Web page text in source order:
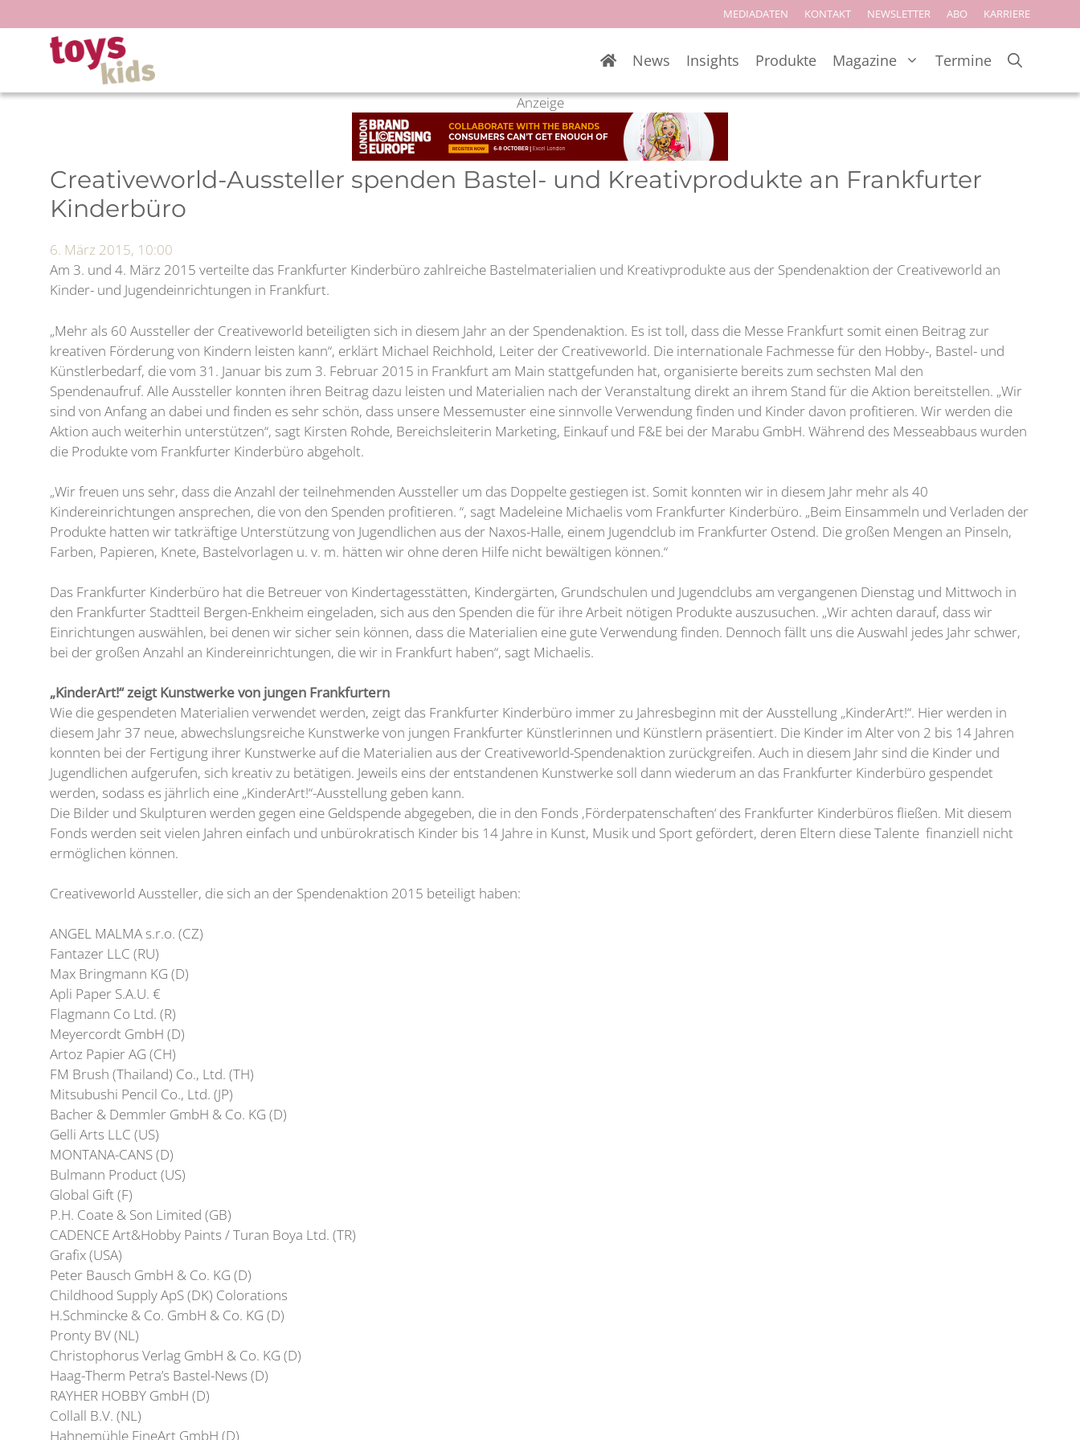
Inhalt
springen
MEDIADATEN KONTAKT NEWSLETTER ABO KARRIERE
News Insights Produkte Magazine Termine
Anzeige
Creativeworld-Aussteller spenden Bastel- und Kreativprodukte an Frankfurter
Kinderbüro
6. März 2015, 10:00
Am 3. und 4. März 2015 verteilte das Frankfurter Kinderbüro zahlreiche Bastelmaterialien und Kreativprodukte aus der Spendenaktion der Creativeworld an
Kinder- und Jugendeinrichtungen in Frankfurt.
„Mehr als 60 Aussteller der Creativeworld beteiligten sich in diesem Jahr an der Spendenaktion. Es ist toll, dass die Messe Frankfurt somit einen Beitrag zur
kreativen Förderung von Kindern leisten kann“, erklärt Michael Reichhold, Leiter der Creativeworld. Die internationale Fachmesse für den Hobby-, Bastel- und
Künstlerbedarf, die vom 31. Januar bis zum 3. Februar 2015 in Frankfurt am Main stattgefunden hat, organisierte bereits zum sechsten Mal den
Spendenaufruf. Alle Aussteller konnten ihren Beitrag dazu leisten und Materialien nach der Veranstaltung direkt an ihrem Stand für die Aktion bereitstellen. „Wir
sind von Anfang an dabei und finden es sehr schön, dass unsere Messemuster eine sinnvolle Verwendung finden und Kinder davon profitieren. Wir werden die
Aktion auch weiterhin unterstützen“, sagt Kirsten Rohde, Bereichsleiterin Marketing, Einkauf und F&E bei der Marabu GmbH. Während des Messeabbaus wurden
die Produkte vom Frankfurter Kinderbüro abgeholt.
„Wir freuen uns sehr, dass die Anzahl der teilnehmenden Aussteller um das Doppelte gestiegen ist. Somit konnten wir in diesem Jahr mehr als 40
Kindereinrichtungen ansprechen, die von den Spenden profitieren. “, sagt Madeleine Michaelis vom Frankfurter Kinderbüro. „Beim Einsammeln und Verladen der
Produkte hatten wir tatkräftige Unterstützung von Jugendlichen aus der Naxos-Halle, einem Jugendclub im Frankfurter Ostend. Die großen Mengen an Pinseln,
Farben, Papieren, Knete, Bastelvorlagen u. v. m. hätten wir ohne deren Hilfe nicht bewältigen können.“
Das Frankfurter Kinderbüro hat die Betreuer von Kindertagesstätten, Kindergärten, Grundschulen und Jugendclubs am vergangenen Dienstag und Mittwoch in
den Frankfurter Stadtteil Bergen-Enkheim eingeladen, sich aus den Spenden die für ihre Arbeit nötigen Produkte auszusuchen. „Wir achten darauf, dass wir
Einrichtungen auswählen, bei denen wir sicher sein können, dass die Materialien eine gute Verwendung finden. Dennoch fällt uns die Auswahl jedes Jahr schwer,
bei der großen Anzahl an Kindereinrichtungen, die wir in Frankfurt haben“, sagt Michaelis.
„KinderArt!“ zeigt Kunstwerke von jungen Frankfurtern
Wie die gespendeten Materialien verwendet werden, zeigt das Frankfurter Kinderbüro immer zu Jahresbeginn mit der Ausstellung „KinderArt!“. Hier werden in
diesem Jahr 37 neue, abwechslungsreiche Kunstwerke von jungen Frankfurter Künstlerinnen und Künstlern präsentiert. Die Kinder im Alter von 2 bis 14 Jahren
konnten bei der Fertigung ihrer Kunstwerke auf die Materialien aus der Creativeworld-Spendenaktion zurückgreifen. Auch in diesem Jahr sind die Kinder und
Jugendlichen aufgerufen, sich kreativ zu betätigen. Jeweils eins der entstandenen Kunstwerke soll dann wiederum an das Frankfurter Kinderbüro gespendet
werden, sodass es jährlich eine „KinderArt!“-Ausstellung geben kann.
Die Bilder und Skulpturen werden gegen eine Geldspende abgegeben, die in den Fonds ‚Förderpatenschaften‘ des Frankfurter Kinderbüros fließen. Mit diesem
Fonds werden seit vielen Jahren einfach und unbürokratisch Kinder bis 14 Jahre in Kunst, Musik und Sport gefördert, deren Eltern diese Talente finanziell nicht
ermöglichen können.
Creativeworld Aussteller, die sich an der Spendenaktion 2015 beteiligt haben:
ANGEL MALMA s.r.o. (CZ)
Fantazer LLC (RU)
Max Bringmann KG (D)
Apli Paper S.A.U. €
Flagmann Co Ltd. (R)
Meyercordt GmbH (D)
Artoz Papier AG (CH)
FM Brush (Thailand) Co., Ltd. (TH)
Mitsubushi Pencil Co., Ltd. (JP)
Bacher & Demmler GmbH & Co. KG (D)
Gelli Arts LLC (US)
MONTANA-CANS (D)
Bulmann Product (US)
Global Gift (F)
P.H. Coate & Son Limited (GB)
CADENCE Art&Hobby Paints / Turan Boya Ltd. (TR)
Grafix (USA)
Peter Bausch GmbH & Co. KG (D)
Childhood Supply ApS (DK) Colorations
H.Schmincke & Co. GmbH & Co. KG (D)
Pronty BV (NL)
Christophorus Verlag GmbH & Co. KG (D)
Haag-Therm Petra’s Bastel-News (D)
RAYHER HOBBY GmbH (D)
Collall B.V. (NL)
Hahnemühle FineArt GmbH (D)